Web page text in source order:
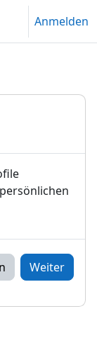
Anmelden
Weiter